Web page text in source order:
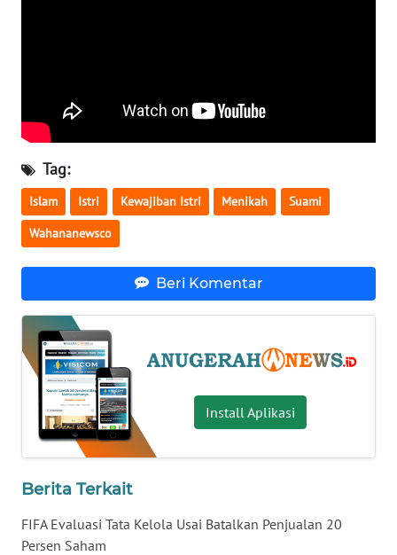
Tag:
Islam Istri Kewajiban Istri Menikah Suami
Wahananewsco
Beri Komentar
Install Aplikasi
Berita Terkait
FIFA Evaluasi Tata Kelola Usai Batalkan Penjualan 20
Persen Saham
KONTAK
KAMI
INFO
IKLAN
TENTANG
KAMI
PEDOMAN
MEDIA
SIBER
REDAKSI
KARIR
DISCLAIMER
Wahana